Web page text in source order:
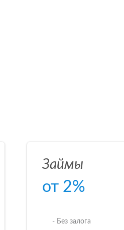
Займы
от 2%
- Без залога